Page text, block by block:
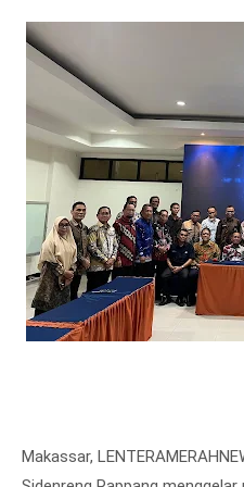
Makassar,